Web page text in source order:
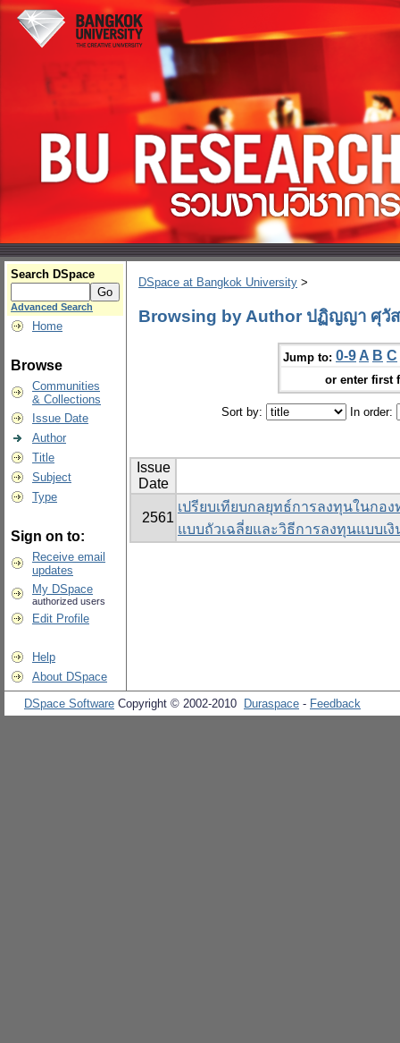
Search DSpace
Advanced Search
Home
Browse
Communities
& Collections
Issue Date
Author
Title
Subject
Type
Sign on to:
Receive email
updates
My DSpace
authorized users
Edit Profile
Help
About DSpace
DSpace at Bangkok University >
Browsing by Author ปฏิญญา ศุวัส
Jump to: 0-9 A B C
or enter first
Sort by: In order:
Issue
Date
2561
เปรียบเทียบกลยุทธ์การลงทุนในกอ
แบบถัวเฉลี่ยและวิธีการลงทุนแบบเงิ
DSpace Software Copyright © 2002-2010 Duraspace - Feedback